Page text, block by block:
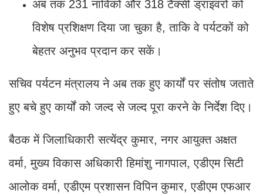
अब तक 231 नाविकों और 318 टैक्सी ड्राइवरों को
विशेष प्रशिक्षण दिया जा चुका है, ताकि वे पर्यटकों को
बेहतर अनुभव प्रदान कर सकें।
सचिव पर्यटन मंत्रालय ने अब तक हुए कार्यों पर संतोष जताते
हुए बचे हुए कार्यों को जल्द से जल्द पूरा करने के निर्देश दिए।
बैठक में जिलाधिकारी सत्येंद्र कुमार, नगर आयुक्त अक्षत
वर्मा, मुख्य विकास अधिकारी हिमांशु नागपाल, एडीएम सिटी
आलोक वर्मा, एडीएम प्रशासन विपिन कुमार, एडीएम एफआर